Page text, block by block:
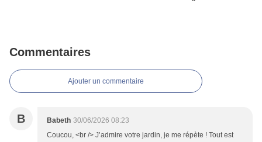
Commentaires
Ajouter un commentaire
B Babeth 30/06/2026 08:23
Coucou, <br /> J’admire votre jardin, je me répète ! Tout est